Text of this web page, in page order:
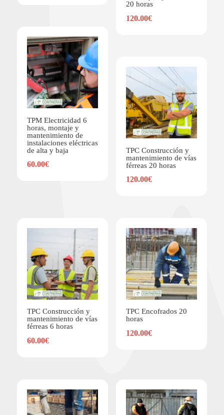
20 horas
120.00€
TPM Electricidad 6
horas, montaje y
mantenimiento de
instalaciones eléctricas
de alta y baja
60.00€
TPC Construcción y
mantenimiento de vías
férreas 20 horas
120.00€
TPC Construcción y
mantenimiento de vías
férreas 6 horas
60.00€
TPC Encofrados 20
horas
120.00€